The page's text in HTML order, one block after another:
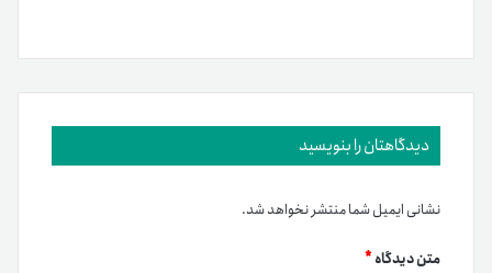
دیدگاهتان را بنویسید
نشانی ایمیل شما منتشر نخواهد شد.
متن دیدگاه*